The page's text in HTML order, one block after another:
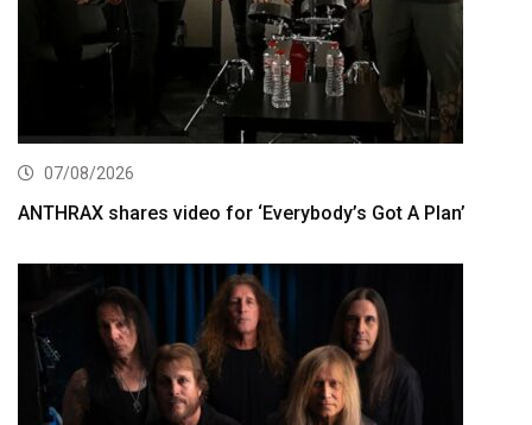
07/08/2026
ANTHRAX shares video for ‘Everybody’s Got A Plan’